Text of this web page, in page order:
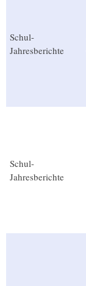
Schul-
Jahresberichte
Schul-
Jahresberichte